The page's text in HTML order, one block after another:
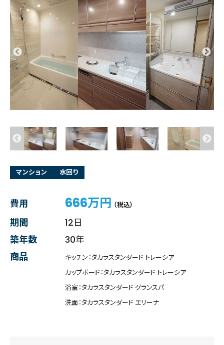
マンション 水回り
費用 666万円 （税込）
期間
12日
築年数
30年
商品
キッチン：タカラスタンダード トレーシア
カップボード：タカラスタンダード トレーシア
浴室：タカラスタンダード グランスパ
洗面：タカラスタンダード エリーナ